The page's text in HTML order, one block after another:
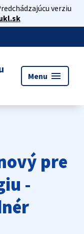
verziu
Menu menu
pre
-